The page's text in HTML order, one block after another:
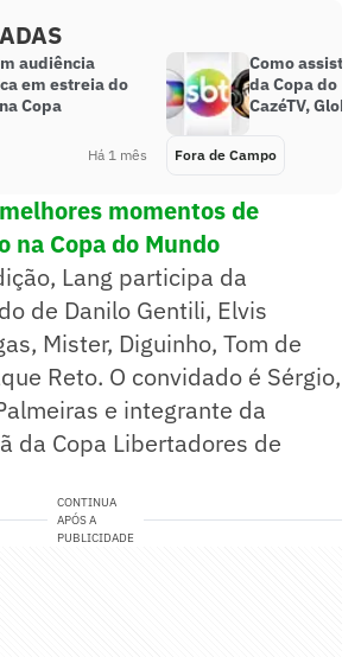
audiência
em estreia do
Copa
Há 1 mês
Como assistir
da Copa do
CazéTV,
Fora de Campo
momentos de
na Copa do Mundo
Lang participa da
de Danilo Gentili, Elvis
Mister, Diguinho, Tom de
Reto. O convidado é Sérgio,
e integrante da
da Copa Libertadores de
CONTINUA
APÓS A
PUBLICIDADE